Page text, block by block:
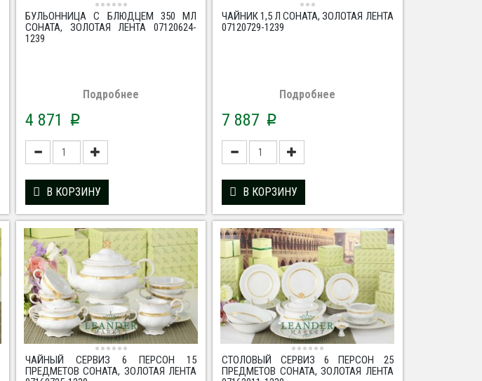
БУЛЬОННИЦА С БЛЮДЦЕМ 350 МЛ
СОНАТА, ЗОЛОТАЯ ЛЕНТА 07120624-
1239
Подробнее
4 871 p
В КОРЗИНУ
ЧАЙНИК 1,5 Л СОНАТА, ЗОЛОТАЯ ЛЕНТА
07120729-1239
Подробнее
7 887 p
В КОРЗИНУ
ЧАЙНЫЙ СЕРВИЗ 6 ПЕРСОН 15
ПРЕДМЕТОВ СОНАТА, ЗОЛОТАЯ ЛЕНТА
СТОЛОВЫЙ СЕРВИЗ 6 ПЕРСОН 25
ПРЕДМЕТОВ СОНАТА, ЗОЛОТАЯ ЛЕНТА